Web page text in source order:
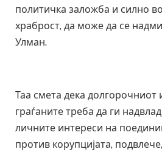
политичка заложба и силно
храброст, да може да се
Улман.
Таа смета дека долгорочниот
граѓаните треба да ги
личните интереси на
против корупцијата,